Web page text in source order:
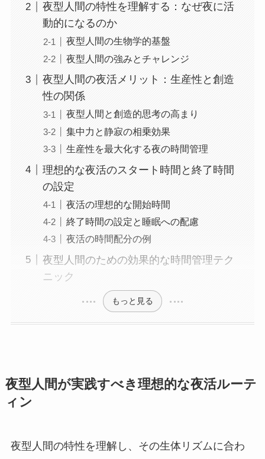
夜型人間の特性を理解する：なぜ夜に活
動的になるのか
夜型人間の生物学的基盤
夜型人間の強みとチャレンジ
夜型人間の夜活メリット：生産性と創造
性の関係
夜型人間と創造的思考の高まり
集中力と静寂の相乗効果
生産性を最大化する夜の時間管理
理想的な夜活のスタート時間と終了時間
の設定
夜活の理想的な開始時間
終了時間の設定と睡眠への配慮
夜活の時間配分の例
夜型人間のための効果的な時間管理テク
ニック
もっと見る
夜型人間が実践すべき理想的な夜活ルーテ
ィン
夜型人間の特性を理解し、その生体リズムに合わ